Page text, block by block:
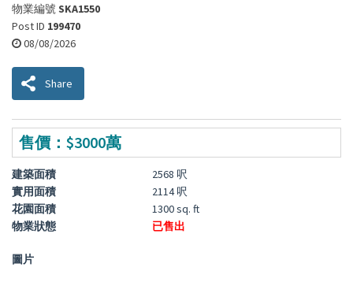
物業編號SKA1550
Post ID 199470
08/08/2026
Share
售價：$3000萬
建築面積
2568 呎
實用面積
2114 呎
花園面積
1300 sq. ft
物業狀態
已售出
圖片